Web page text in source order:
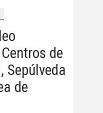
de
Sepúlveda
de